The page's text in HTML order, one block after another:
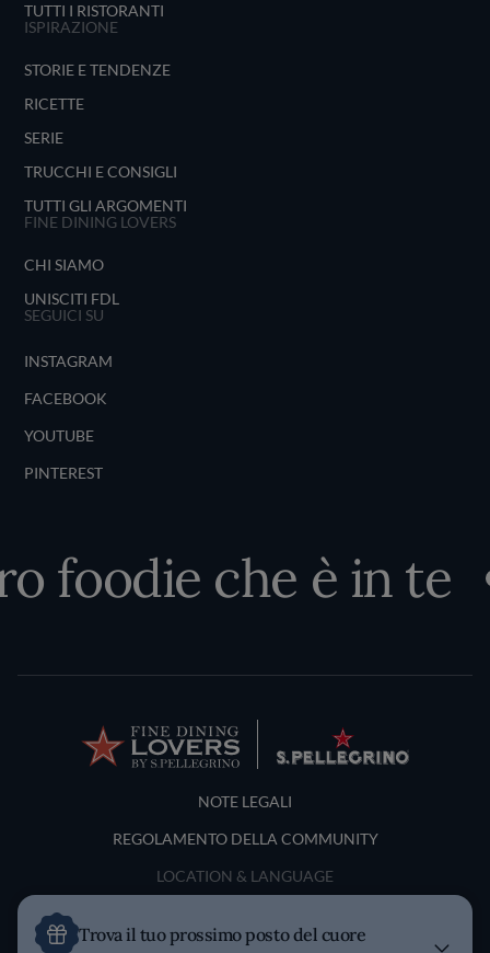
TUTTI I RISTORANTI
ISPIRAZIONE
STORIE E TENDENZE
RICETTE
SERIE
TRUCCHI E CONSIGLI
TUTTI GLI ARGOMENTI
FINE DINING LOVERS
CHI SIAMO
UNISCITI FDL
SEGUICI SU
INSTAGRAM
FACEBOOK
YOUTUBE
PINTEREST
foodie che è in te
Terms and Conditions
NOTE LEGALI
REGOLAMENTO DELLA COMMUNITY
LOCATION & LANGUAGE
Trova il tuo prossimo posto del cuore